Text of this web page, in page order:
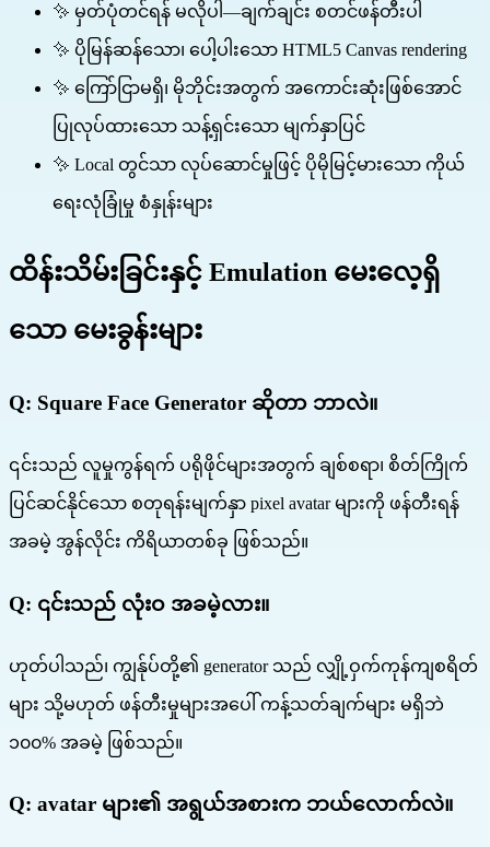
✨ မှတ်ပုံတင်ရန် မလိုပါ—ချက်ချင်း စတင်ဖန်တီးပါ
✨ ပိုမြန်ဆန်သော၊ ပေါ့ပါးသော HTML5 Canvas rendering
✨ ကြော်ငြာမရှိ၊ မိုဘိုင်းအတွက် အကောင်းဆုံးဖြစ်အောင်
ပြုလုပ်ထားသော သန့်ရှင်းသော မျက်နှာပြင်
✨ Local တွင်သာ လုပ်ဆောင်မှုဖြင့် ပိုမိုမြင့်မားသော ကိုယ်
ရေးလုံခြုံမှု စံနှုန်းများ
ထိန်းသိမ်းခြင်းနှင့် Emulation မေးလေ့ရှိ
သော မေးခွန်းများ
Q: Square Face Generator ဆိုတာ ဘာလဲ။
၎င်းသည် လူမှုကွန်ရက် ပရိုဖိုင်များအတွက် ချစ်စရာ၊ စိတ်ကြိုက်
ပြင်ဆင်နိုင်သော စတုရန်းမျက်နှာ pixel avatar များကို ဖန်တီးရန်
အခမဲ့ အွန်လိုင်း ကိရိယာတစ်ခု ဖြစ်သည်။
Q: ၎င်းသည် လုံးဝ အခမဲ့လား။
ဟုတ်ပါသည်၊ ကျွန်ုပ်တို့၏ generator သည် လျှို့ဝှက်ကုန်ကျစရိတ်
များ သို့မဟုတ် ဖန်တီးမှုများအပေါ် ကန့်သတ်ချက်များ မရှိဘဲ
၁၀၀% အခမဲ့ ဖြစ်သည်။
Q: avatar များ၏ အရွယ်အစားက ဘယ်လောက်လဲ။